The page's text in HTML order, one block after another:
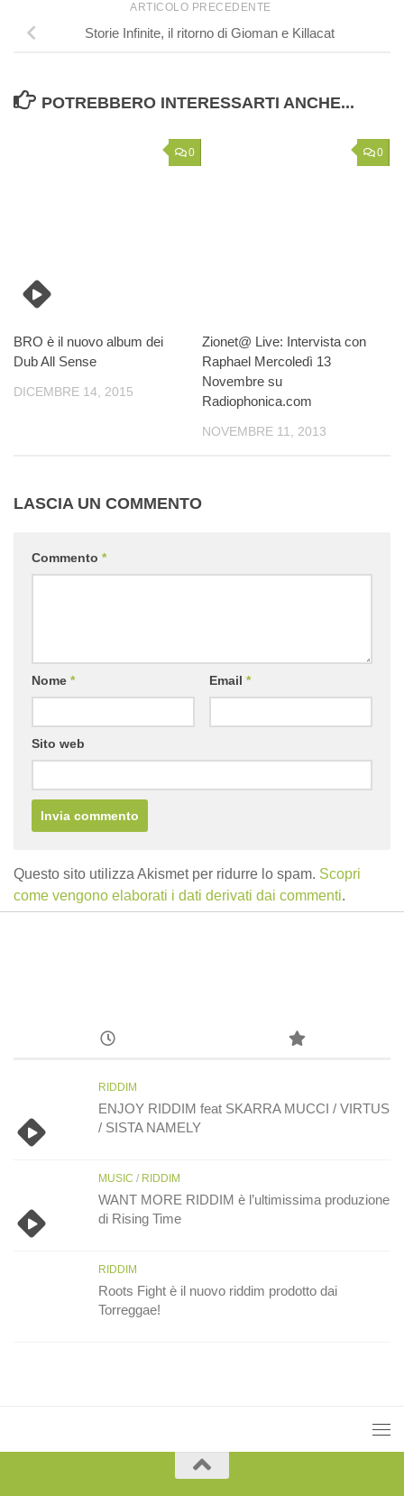
ARTICOLO PRECEDENTE
Storie Infinite, il ritorno di Gioman e Killacat
POTREBBERO INTERESSARTI ANCHE...
0
BRO è il nuovo album dei
Dub All Sense
DICEMBRE 14, 2015
0
Zionet@ Live: Intervista con
Raphael Mercoledì 13
Novembre su
Radiophonica.com
NOVEMBRE 11, 2013
LASCIA UN COMMENTO
Commento *
Nome * Email *
Sito web
Questo sito utilizza Akismet per ridurre lo spam. Scopri
come vengono elaborati i dati derivati dai commenti.
RIDDIM
ENJOY RIDDIM feat SKARRA MUCCI / VIRTUS
/ SISTA NAMELY
MUSIC / RIDDIM
WANT MORE RIDDIM è l’ultimissima produzione
di Rising Time
RIDDIM
Roots Fight è il nuovo riddim prodotto dai
Torreggae!